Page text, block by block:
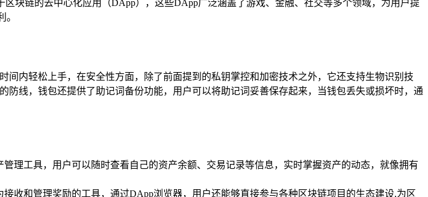
块链的去中心化应用（DApp），这些DApp广泛涵盖了游戏、金融、社交等多个领域，为用户提
内轻松上手，在安全性方面，除了前面提到的私钥掌控和加密技术之外，它还支持生物识别技
线，钱包还提供了助记词备份功能，用户可以将助记词妥善保存起来，当钱包丢失或损坏时，通
理工具，用户可以随时查看自己的资产余额、交易记录等信息，实时掌握资产的动态，就像拥有
收和管理奖励的工具，通过DApp浏览器，用户还能够直接参与各种区块链项目的生态建设,为区